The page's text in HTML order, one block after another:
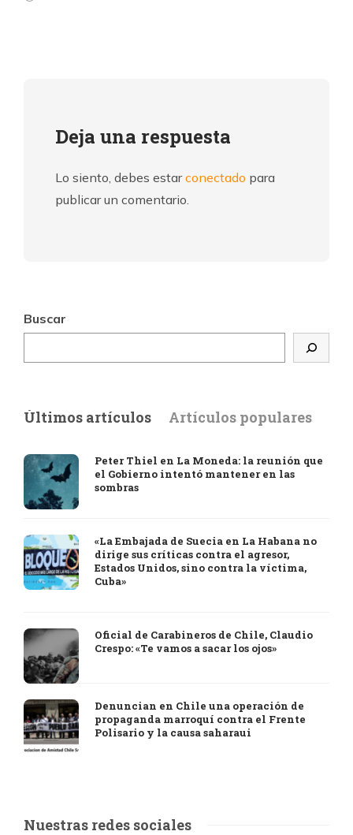
Deja una respuesta
Lo siento, debes estarconectado para
publicar un comentario.
Buscar
Últimos artículos Artículos populares
Peter Thiel en La Moneda: la reunión que
el Gobierno intentó mantener en las
sombras
«La Embajada de Suecia en La Habana no
dirige sus críticas contra el agresor,
Estados Unidos, sino contra la víctima,
Cuba»
Oficial de Carabineros de Chile, Claudio
Crespo: «Te vamos a sacar los ojos»
Denuncian en Chile una operación de
propaganda marroquí contra el Frente
Polisario y la causa saharaui
Nuestras redes sociales